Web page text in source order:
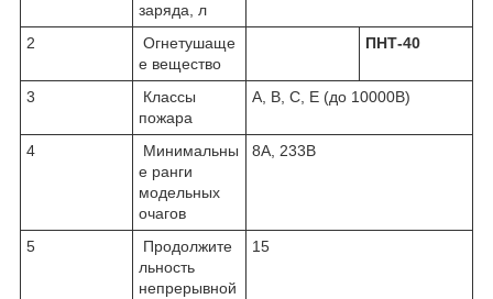
заряда, л
2
Огнетушаще
е вещество
ПНТ-40
3
Классы
пожара
А, В, С, Е (до 10000В)
4
Минимальны
е ранги
модельных
очагов
8А, 233В
5
Продолжите
льность
непрерывной
15